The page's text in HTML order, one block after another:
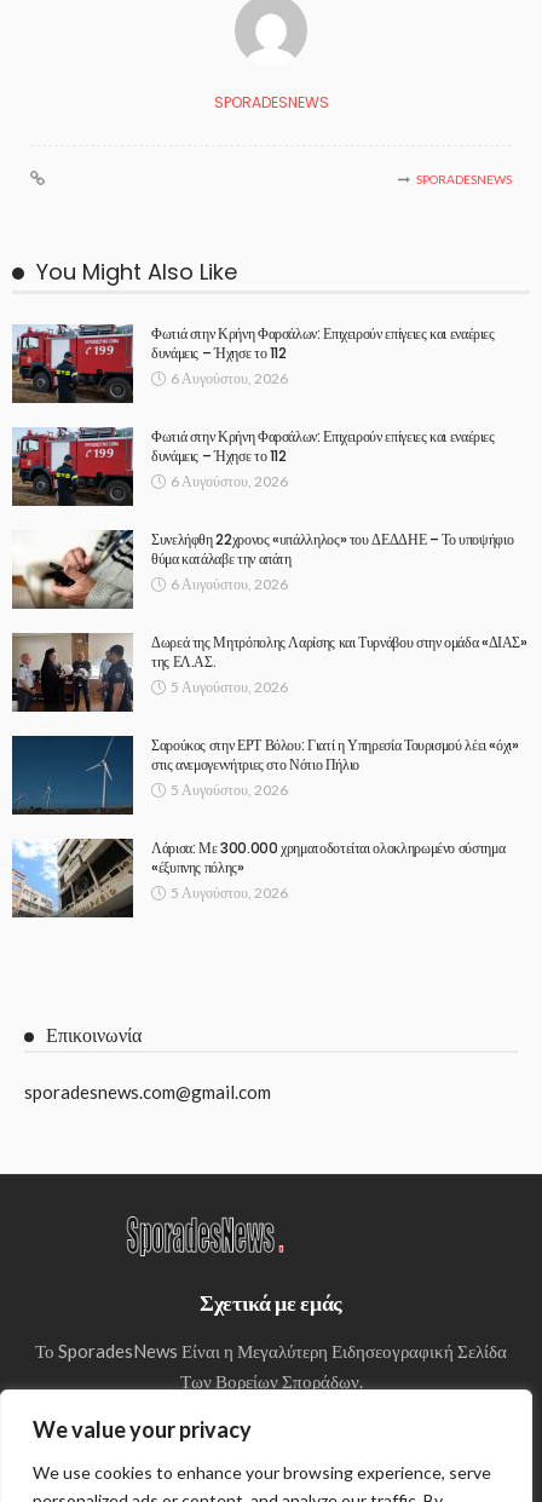
We value your privacy
We use cookies to enhance your browsing experience, serve
SPORADESNEWS
SPORADESNEWS
You Might Also Like
Φωτιά στην Κρήνη Φαρσάλων: Επιχειρούν επίγειες και εναέριες
δυνάμεις – Ήχησε το 112
6 Αυγούστου, 2026
Φωτιά στην Κρήνη Φαρσάλων: Επιχειρούν επίγειες και εναέριες
δυνάμεις – Ήχησε το 112
6 Αυγούστου, 2026
Συνελήφθη 22χρονος «υπάλληλος» του ΔΕΔΔΗΕ – Το υποψήφιο
θύμα κατάλαβε την απάτη
6 Αυγούστου, 2026
Δωρεά της Μητρόπολης Λαρίσης και Τυρνάβου στην ομάδα «ΔΙΑΣ»
της ΕΛ.ΑΣ.
5 Αυγούστου, 2026
Σαρούκος στην ΕΡΤ Βόλου: Γιατί η Υπηρεσία Τουρισμού λέει «όχι»
στις ανεμογεννήτριες στο Νότιο Πήλιο
5 Αυγούστου, 2026
Λάρισα: Με 300.000 χρηματοδοτείται ολοκληρωμένο σύστημα
«έξυπνης πόλης»
5 Αυγούστου, 2026
Επικοινωνία
sporadesnews.com@gmail.com
Σχετικά με εμάς
Το SporadesNews Είναι η Μεγαλύτερη Ειδησεογραφική Σελίδα
Των Βορείων Σποράδων.